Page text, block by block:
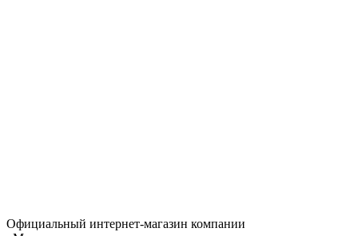
Официальный интернет-магазин компании